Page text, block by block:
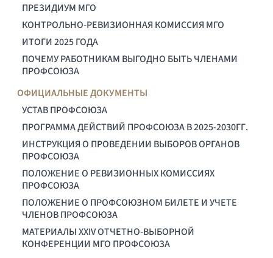
ПРЕЗИДИУМ МГО
КОНТРОЛЬНО-РЕВИЗИОННАЯ КОМИССИЯ МГО
ИТОГИ 2025 ГОДА
ПОЧЕМУ РАБОТНИКАМ ВЫГОДНО БЫТЬ ЧЛЕНАМИ
ПРОФСОЮЗА
ОФИЦИАЛЬНЫЕ ДОКУМЕНТЫ
УСТАВ ПРОФСОЮЗА
ПРОГРАММА ДЕЙСТВИЙ ПРОФСОЮЗА В 2025-2030ГГ.
ИНСТРУКЦИЯ О ПРОВЕДЕНИИ ВЫБОРОВ ОРГАНОВ
ПРОФСОЮЗА
ПОЛОЖЕНИЕ О РЕВИЗИОННЫХ КОМИССИЯХ
ПРОФСОЮЗА
ПОЛОЖЕНИЕ О ПРОФСОЮЗНОМ БИЛЕТЕ И УЧЕТЕ
ЧЛЕНОВ ПРОФСОЮЗА
МАТЕРИАЛЫ XXIV ОТЧЕТНО-ВЫБОРНОЙ
КОНФЕРЕНЦИИ МГО ПРОФСОЮЗА